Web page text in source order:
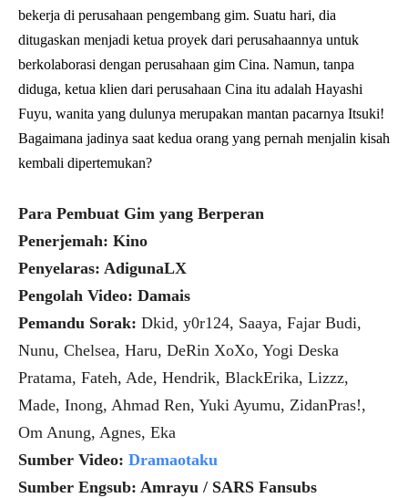
bekerja di perusahaan pengembang gim. Suatu hari, dia
ditugaskan menjadi ketua proyek dari perusahaannya untuk
berkolaborasi dengan perusahaan gim Cina. Namun, tanpa
diduga, ketua klien dari perusahaan Cina itu adalah Hayashi
Fuyu, wanita yang dulunya merupakan mantan pacarnya Itsuki!
Bagaimana jadinya saat kedua orang yang pernah menjalin kisah
kembali dipertemukan?
Para Pembuat Gim yang Berperan
Penerjemah: Kino
Penyelaras: AdigunaLX
Pengolah Video: Damais
Pemandu Sorak: Dkid, y0r124, Saaya, Fajar Budi,
Nunu, Chelsea, Haru, DeRin XoXo, Yogi Deska
Pratama, Fateh, Ade, Hendrik, BlackErika, Lizzz,
Made, Inong, Ahmad Ren, Yuki Ayumu, ZidanPras!,
Om Anung, Agnes, Eka
Sumber Video: Dramaotaku
Sumber Engsub: Amrayu / SARS Fansubs